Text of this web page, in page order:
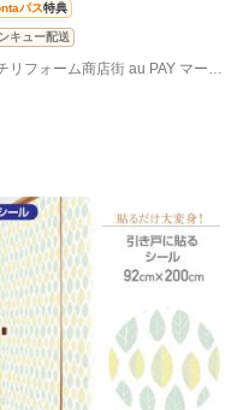
パス特典
キュー配送
プチリフォーム商店街 au PAY マーケット店